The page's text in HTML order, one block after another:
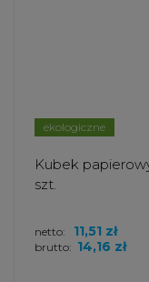
ekologiczne
Kubek
szt.
brutto: 14,16 zł
netto: 11,51 zł